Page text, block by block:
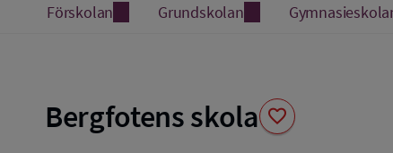
Förskolan Grundskolan
Bergfotens skola favorite